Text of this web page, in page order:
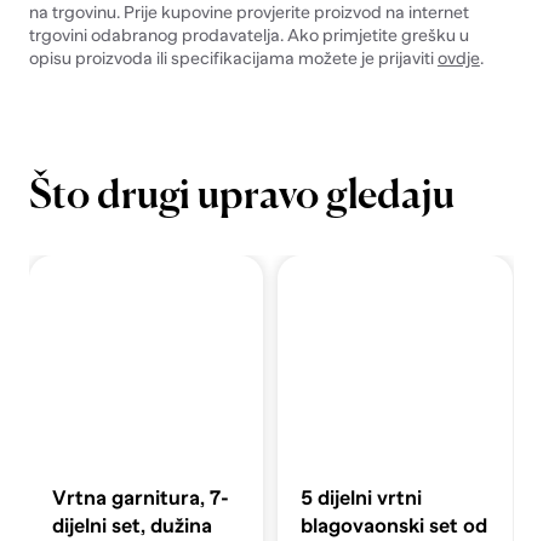
na trgovinu. Prije kupovine provjerite proizvod na internet
trgovini odabranog prodavatelja. Ako primjetite grešku u
opisu proizvoda ili specifikacijama možete je prijavitiovdje.
Što drugi upravo gledaju
Vrtna garnitura, 7-
dijelni set, dužina
5 dijelni vrtni
blagovaonski set od